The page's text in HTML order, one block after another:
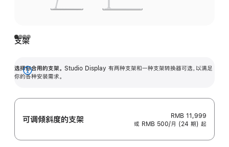
支架
选择你合用的支架。 Studio Display 有两种支架和一种支架转换器可选，以满足
你的各种安装需求。
展
可调倾斜度的支架
RMB 11,999
或 RMB 500/月 (24 期) 起